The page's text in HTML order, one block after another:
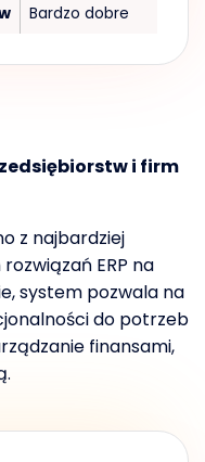
Bardzo dobre
i firm
z najbardziej
ERP na
system pozwala na
do potrzeb
finansami,